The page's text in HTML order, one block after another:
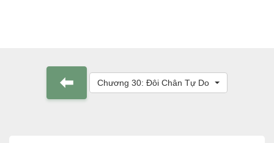
Chương 30: Đôi Chân Tự Do